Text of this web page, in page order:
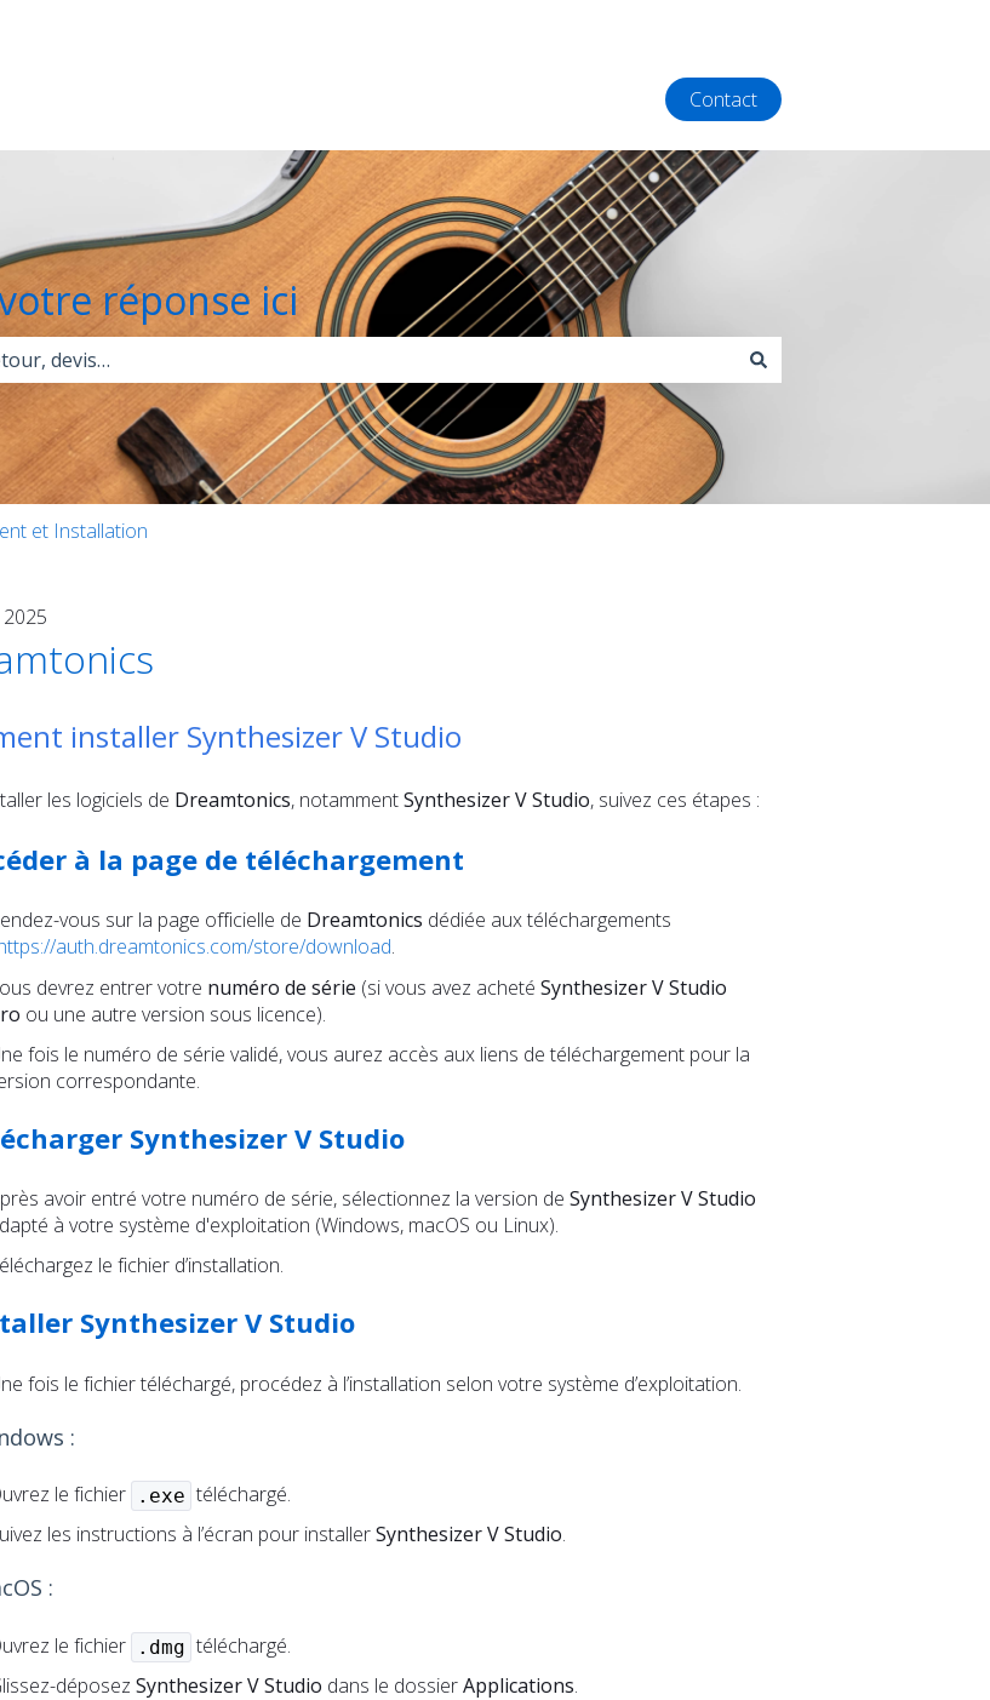
Contact
réponse ici
est vide.
et Installation
installer Synthesizer V Studio
les logiciels de Dreamtonics, notammentSynthesizer V Studio, suivez ces étapes :
à la page de téléchargement
vous sur la page officielle de Dreamtonics dédiée aux téléchargements
auth.dreamtonics.com/store/download.
devrez entrer votre numéro de série (si vous avez acheté Synthesizer V Studio
ou une autre version sous licence).
fois le numéro de série validé, vous aurez accès aux liens de téléchargement pour la
correspondante.
Synthesizer V Studio
avoir entré votre numéro de série, sélectionnez la version de Synthesizer V Studio
à votre système d'exploitation (Windows, macOS ou Linux).
le fichier d’installation.
Synthesizer V Studio
fois le fichier téléchargé, procédez à l’installation selon votre système d’exploitation.
:
le fichier .exe téléchargé.
les instructions à l’écran pour installerSynthesizer V Studio.
:
le fichier .dmg téléchargé.
déposez Synthesizer V Studio dans le dossierApplications.